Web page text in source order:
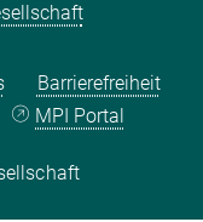
Barrierefreiheit
MPI Portal